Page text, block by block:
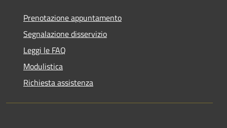
Prenotazione appuntamento
Segnalazione disservizio
Leggi le FAQ
Modulistica
Richiesta assistenza